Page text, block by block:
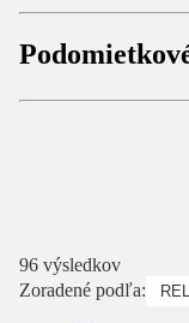
96 výsledkov
Zoradené podľa: